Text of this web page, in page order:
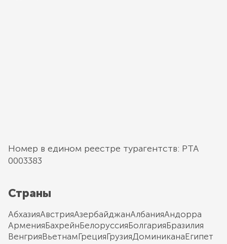
Номер в едином реестре турагентств: РТА
0003383
Страны
АбхазияАвстрияАзербайджанАлбанияАндорра
АрменияБахрейнБелоруссияБолгарияБразилия
ВенгрияВьетнамГрецияГрузияДоминиканаЕгипет